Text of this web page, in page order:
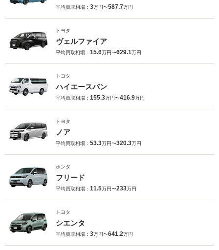
平均買取相場： 3万円〜587.7万円
トヨタ
ヴェルファイア
平均買取相場： 15.6万円〜629.1万円
トヨタ
ハイエースバン
平均買取相場： 155.3万円〜416.9万円
トヨタ
ノア
平均買取相場： 53.3万円〜320.3万円
ホンダ
フリード
平均買取相場： 11.5万円〜233万円
トヨタ
シエンタ
平均買取相場： 3万円〜641.2万円